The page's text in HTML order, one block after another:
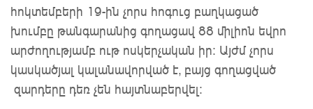
հոկտեմբերի 19-ին չորս հոգուց բաղկացած
խումբը թանգարանից գողացավ 88 միլիոն եվրո
արժողությամբ ութ ոսկերչական իր։ Այժմ չորս
կասկածյալ կալանավորված է, բայց գողացված
զարդերը դեռ չեն հայտնաբերվել: